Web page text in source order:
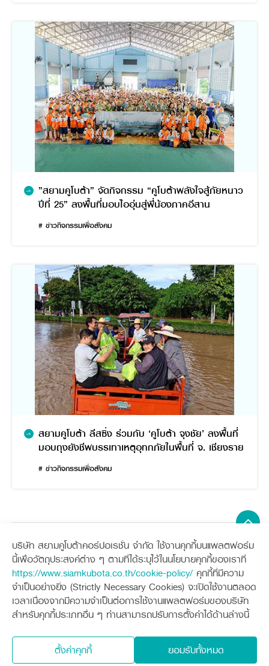
บริษัท สยามคูโบต้าคอร์ปอเรชั่น จำกัด ใช้งานคุกกี้บนแพลตฟอร์ม
นี้เพื่อวัตถุประสงค์ต่าง ๆ ตามที่ได้ระบุไว้ในนโยบายคุกกี้ของเราที่
https://www.siamkubota.co.th/cookie-policy/คุกกี้ที่มีความ
จำเป็นอย่างยิ่ง (Strictly Necessary Cookies) จะเปิดใช้งานตลอด
เวลาเนื่องจากมีความจำเป็นต่อการใช้งานแพลตฟอร์มของบริษัท
สำหรับคุกกี้ประเภทอื่น ๆ ท่านสามารถปรับการตั้งค่าได้ด้านล่างนี้
ยอมรับทั้งหมด
ตั้งค่าคุกกี้
”สยามคูโบต้า” จัดกิจกรรม “คูโบต้าพลังใจสู้ภัยหนาว
ปีที่ 25” ลงพื้นที่มอบไออุ่นสู่พี่น้องภาคอีสาน
# ข่าวกิจกรรมเพื่อสังคม
สยามคูโบต้า ลีสซิ่ง ร่วมกับ ‘คูโบต้า จุงชัย’ ลงพื้นที่
มอบถุงยังชีพบรรเทาเหตุอุทกภัยในพื้นที่ จ. เชียงราย
# ข่าวกิจกรรมเพื่อสังคม
Sitemap
เครื่องจักรกลการเกษตร
แทรกเตอร์
อุปกรณ์ต่อพ่วงแทรกเตอร์
รถเกี่ยวนวดข้าว
ชุดอุปกรณ์เสริมรถดำนา
เครื่องยนต์ดีเซล
รถไถ
เครื่องจักรกลก่อสร้าง
รถขุดขนาดเล็ก
อุปกรณ์ต่อพ่วงรถขุด
รถตักล้อยาง
สินค้านวัตกรรมการเกษตร
โดรนการเกษตร
ช่องทางการติดตาม ศูนย์ลูกค้าสัมพันธ์คูโบต้า คอนเนค
นโยบายคุ้มครองข้อมูลส่วนบุคคล นโยบายความเป็นส่วนตัว